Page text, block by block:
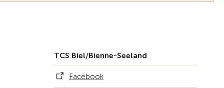
TCS Biel/Bienne-Seeland
Facebook